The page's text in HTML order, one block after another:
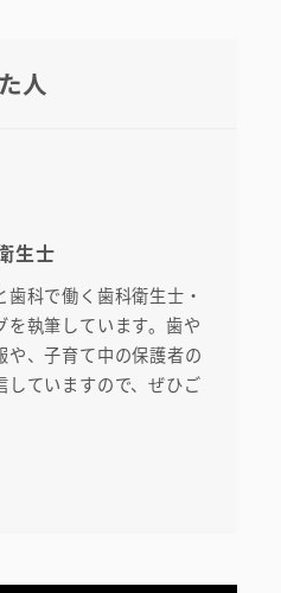
人
生士
科で働く歯科衛生士・
を執筆しています。歯や
や、子育て中の保護者の
ていますので、ぜひご